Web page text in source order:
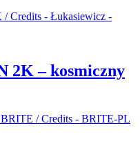
2K – kosmiczny